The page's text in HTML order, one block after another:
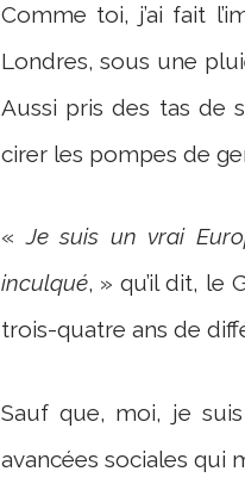
Comme toi, j’ai fait
Londres, sous une
Aussi pris des tas de
cirer les pompes de
«Je suis un vrai
inculqué, » qu’il dit, le
trois-quatre ans de
Sauf que, moi, je
avancées sociales qui